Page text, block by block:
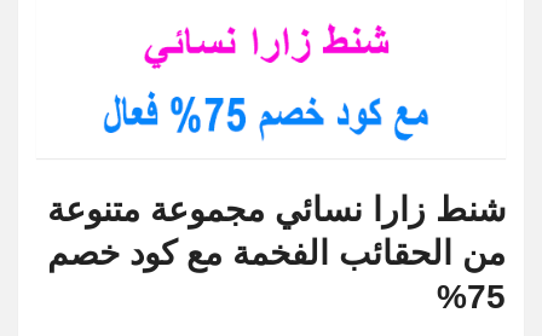
شنط زارا نسائي مجموعة متنوعة
من الحقائب الفخمة مع كود خصم
75%